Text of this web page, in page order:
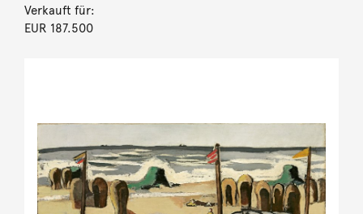
Verkauft für:
EUR 187.500